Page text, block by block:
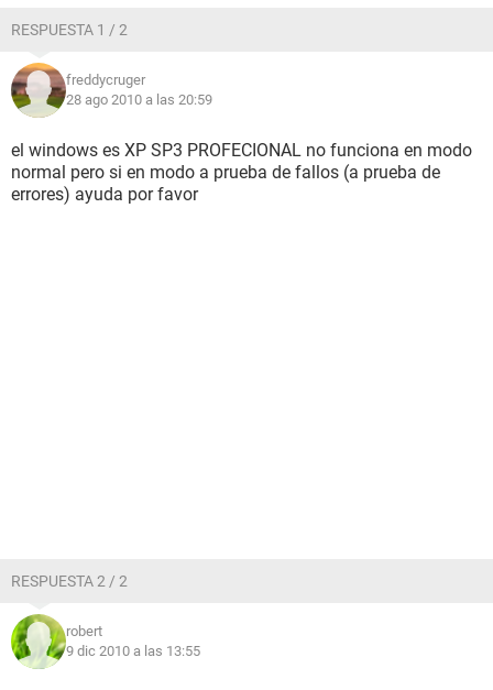
RESPUESTA 1 / 2
freddycruger
28 ago 2010 a las 20:59
el windows es XP SP3 PROFECIONAL no funciona en modo
normal pero si en modo a prueba de fallos (a prueba de
errores) ayuda por favor
RESPUESTA 2 / 2
robert
9 dic 2010 a las 13:55